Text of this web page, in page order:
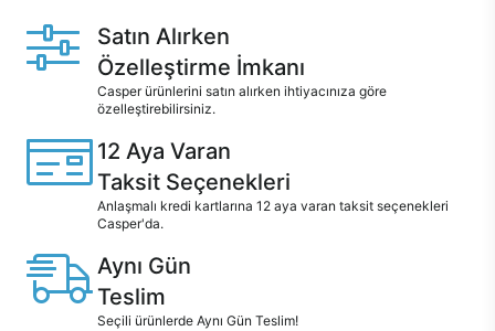
Satın Alırken
Özelleştirme İmkanı
Casper ürünlerini satın alırken ihtiyacınıza göre
özelleştirebilirsiniz.
12 Aya Varan
Taksit Seçenekleri
Anlaşmalı kredi kartlarına 12 aya varan taksit seçenekleri
Casper'da.
Aynı Gün
Teslim
Seçili ürünlerde Aynı Gün Teslim!